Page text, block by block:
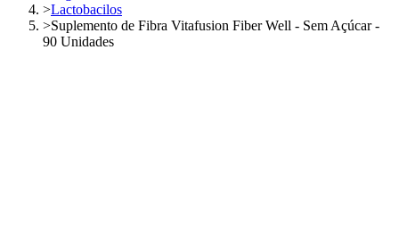
>Lactobacilos
>Suplemento de Fibra Vitafusion Fiber Well - Sem Açúcar -
90 Unidades